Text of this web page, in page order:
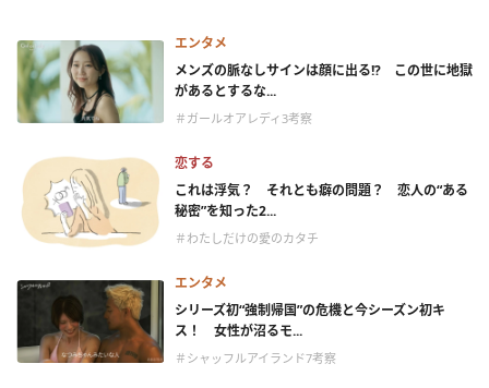
エンタメ
メンズの脈なしサインは顔に出る!? この世に地獄
があるとするな...
＃ガールオアレディ3考察
恋する
これは浮気？ それとも癖の問題？ 恋人の“ある
秘密”を知った2...
＃わたしだけの愛のカタチ
エンタメ
シリーズ初“強制帰国”の危機と今シーズン初キ
ス！ 女性が沼るモ...
＃シャッフルアイランド7考察